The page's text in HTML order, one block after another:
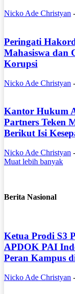
Nicko Ade Christyan -
Peringati
Mahasiswa dan
Korupsi
Nicko Ade Christyan -
Kantor Hukum
Partners Teken
Berikut Isi
Nicko Ade Christyan -
Muat lebih banyak
Berita Nasional
Ketua Prodi S3
APDOK PAI
Peran Kampus
Nicko Ade Christyan -